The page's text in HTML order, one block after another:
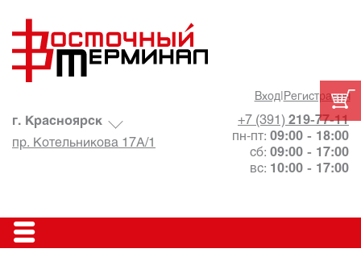
Вход| Регистрация
+7 (391) 219-77-11
пн-пт: 09:00 - 18:00
сб: 09:00 - 17:00
вс: 10:00 - 17:00
г. Красноярск
пр. Котельникова 17А/1